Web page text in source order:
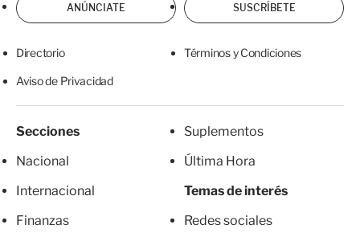
ANÚNCIATE SUSCRÍBETE
Directorio Términos y Condiciones
Aviso de Privacidad
Secciones
Nacional
Internacional
Finanzas
Suplementos
Última Hora
Temas de interés
Redes sociales